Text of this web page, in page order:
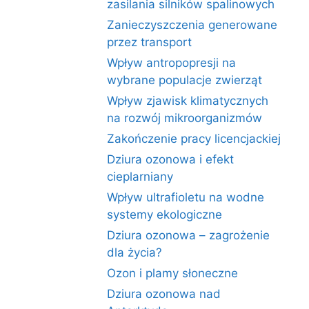
zasilania silników spalinowych
Zanieczyszczenia generowane
przez transport
Wpływ antropopresji na
wybrane populacje zwierząt
Wpływ zjawisk klimatycznych
na rozwój mikroorganizmów
Zakończenie pracy licencjackiej
Dziura ozonowa i efekt
cieplarniany
Wpływ ultrafioletu na wodne
systemy ekologiczne
Dziura ozonowa – zagrożenie
dla życia?
Ozon i plamy słoneczne
Dziura ozonowa nad